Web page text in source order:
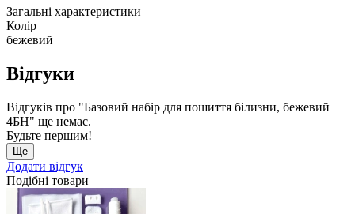
Загальні характеристики
Колір
бежевий
Відгуки
Відгуків про "Базовий набір для пошиття білизни, бежевий
4БН" ще немає.
Будьте першим!
Ще
Додати відгук
Подібні товари